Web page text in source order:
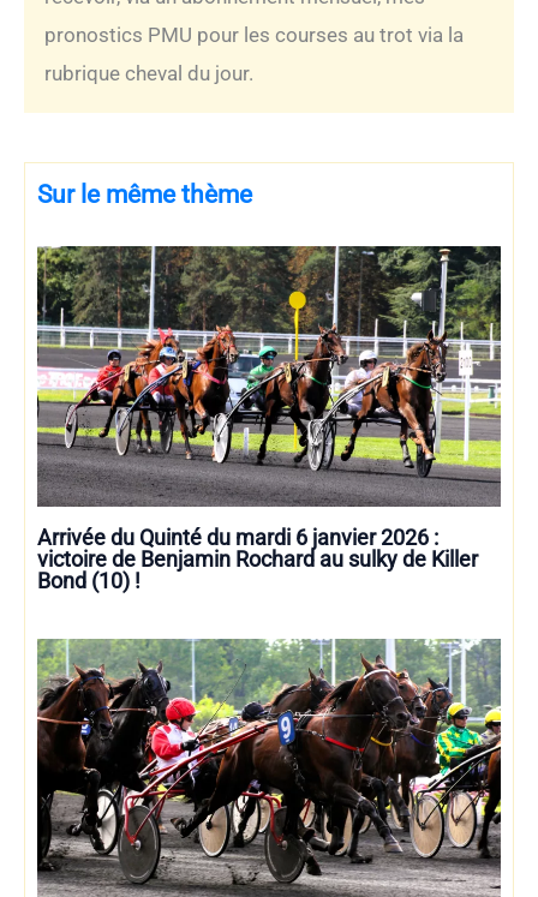
pronostics PMU pour les courses au trot via la
rubrique cheval du jour.
Sur le même thème
Arrivée du Quinté du mardi 6 janvier 2026 :
victoire de Benjamin Rochard au sulky de Killer
Bond (10) !